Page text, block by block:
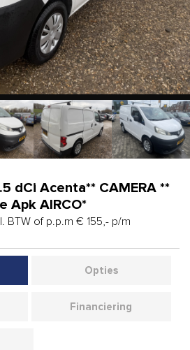
dCi Acenta** CAMERA **
Apk AIRCO*
BTW of p.p.m € 155,- p/m
Opties
Financiering